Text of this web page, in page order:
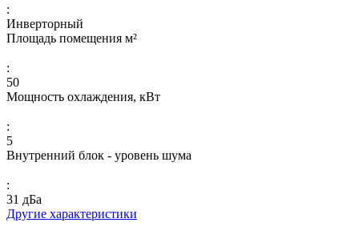
:
Инверторный
Площадь помещения м²
:
50
Мощность охлаждения, кВт
:
5
Внутренний блок - уровень шума
:
31 дБа
Другие характеристики